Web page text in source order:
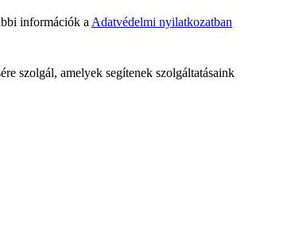
információk a Adatvédelmi nyilatkozatban
szolgál, amelyek segítenek szolgáltatásaink